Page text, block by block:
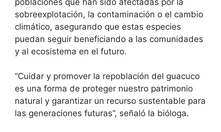
sobreexplotación, la contaminación o el cambio
climático, asegurando que estas especies
puedan seguir beneficiando a las comunidades
y al ecosistema en el futuro.
“Cuidar y promover la repoblación del guacuco
es una forma de proteger nuestro patrimonio
natural y garantizar un recurso sustentable para
las generaciones futuras”, señaló la bióloga.